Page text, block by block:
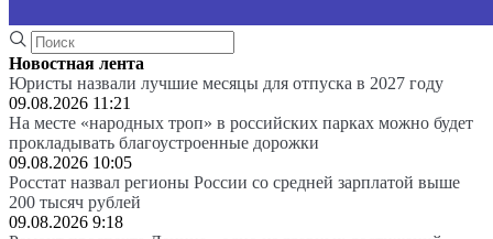
Новостная лента
Юристы назвали лучшие месяцы для отпуска в 2027 году
09.08.2026 11:21
На месте «народных троп» в российских парках можно будет
прокладывать благоустроенные дорожки
09.08.2026 10:05
Росстат назвал регионы России со средней зарплатой выше
200 тысяч рублей
09.08.2026 9:18